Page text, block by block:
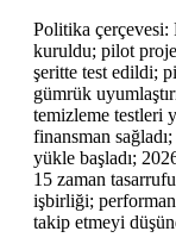
Politika çerçevesi:
kuruldu; pilot
şeritte test edildi;
gümrük
temizleme testleri
finansman
yükle başladı;
15 zaman
işbirliği;
takip etmeyi